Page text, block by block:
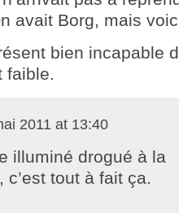
avait Borg, mais
bien incapable
faible.
2011 at 13:40
illuminé drogué à la
c’est tout à fait ça.